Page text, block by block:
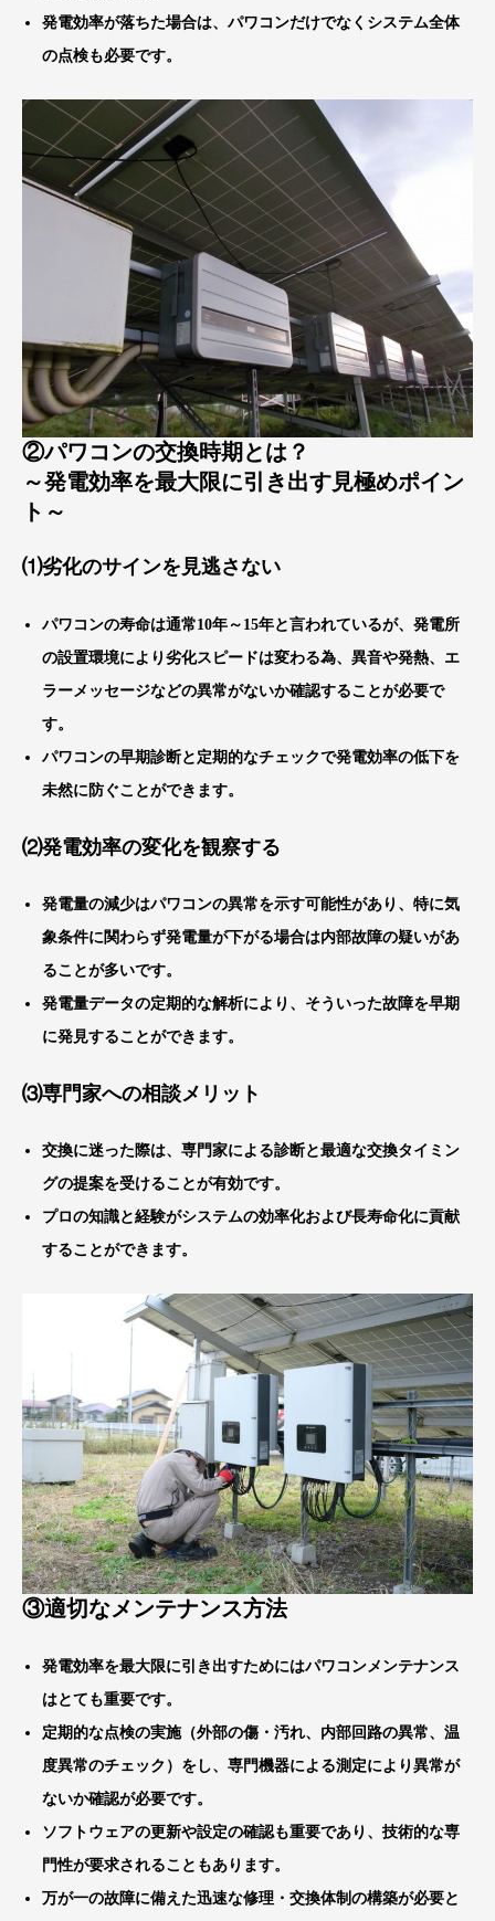
発電効率が落ちた場合は、パワコンだけでなくシステム全体
の点検も必要です。
②パワコンの交換時期とは？
～発電効率を最大限に引き出す見極めポイン
ト～
⑴劣化のサインを見逃さない
パワコンの寿命は通常10年～15年と言われているが、発電所
の設置環境により劣化スピードは変わる為、異音や発熱、エ
ラーメッセージなどの異常がないか確認することが必要で
す。
パワコンの早期診断と定期的なチェックで発電効率の低下を
未然に防ぐことができます。
⑵発電効率の変化を観察する
発電量の減少はパワコンの異常を示す可能性があり、特に気
象条件に関わらず発電量が下がる場合は内部故障の疑いがあ
ることが多いです。
発電量データの定期的な解析により、そういった故障を早期
に発見することができます。
⑶専門家への相談メリット
交換に迷った際は、専門家による診断と最適な交換タイミン
グの提案を受けることが有効です。
プロの知識と経験がシステムの効率化および長寿命化に貢献
することができます。
③適切なメンテナンス方法
発電効率を最大限に引き出すためにはパワコンメンテナンス
はとても重要です。
定期的な点検の実施（外部の傷・汚れ、内部回路の異常、温
度異常のチェック）をし、専門機器による測定により異常が
ないか確認が必要です。
ソフトウェアの更新や設定の確認も重要であり、技術的な専
門性が要求されることもあります。
万が一の故障に備えた迅速な修理・交換体制の構築が必要と